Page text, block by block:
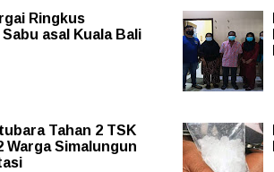
Ringkus
asal Kuala Bali
Tahan 2 TSK
Warga Simalungun